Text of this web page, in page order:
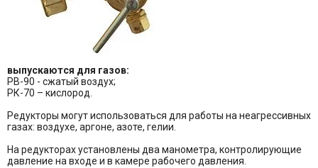
выпускаются для газов:
РВ-90 - сжатый воздух;
РК-70 – кислород.
Редукторы могут использоваться для работы на неагрессивных
газах: воздухе, аргоне, азоте, гелии.
На редукторах установлены два манометра, контролирующие
давление на входе и в камере рабочего давления.